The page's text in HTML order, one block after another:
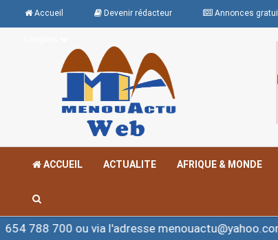
Accueil Devenir rédacteur Annonces
ACCUEIL ACTUALITE AFRIQUE & MONDE
ou via l'adresse menouactu@yahoo.com ou